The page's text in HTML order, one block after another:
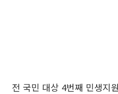
전 국민 대상 4번째 민생지